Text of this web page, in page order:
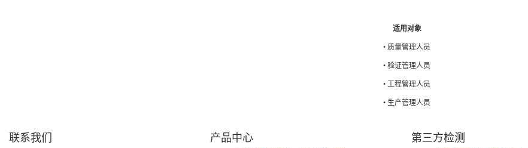
适用对象
• 质量管理人员
• 验证管理人员
• 工程管理人员
• 生产管理人员
联系我们 产品中心 第三方检测